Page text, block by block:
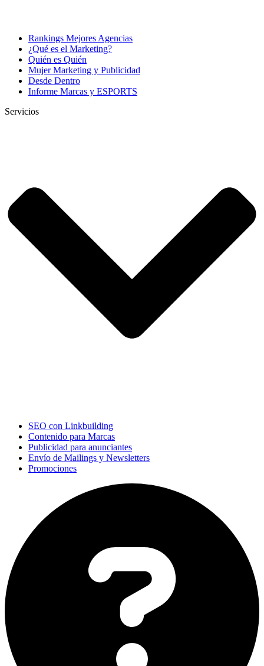
Rankings Mejores Agencias
¿Qué es el Marketing?
Quién es Quién
Mujer Marketing y Publicidad
Desde Dentro
Informe Marcas y ESPORTS
Servicios
SEO con Linkbuilding
Contenido para Marcas
Publicidad para anunciantes
Envío de Mailings y Newsletters
Promociones